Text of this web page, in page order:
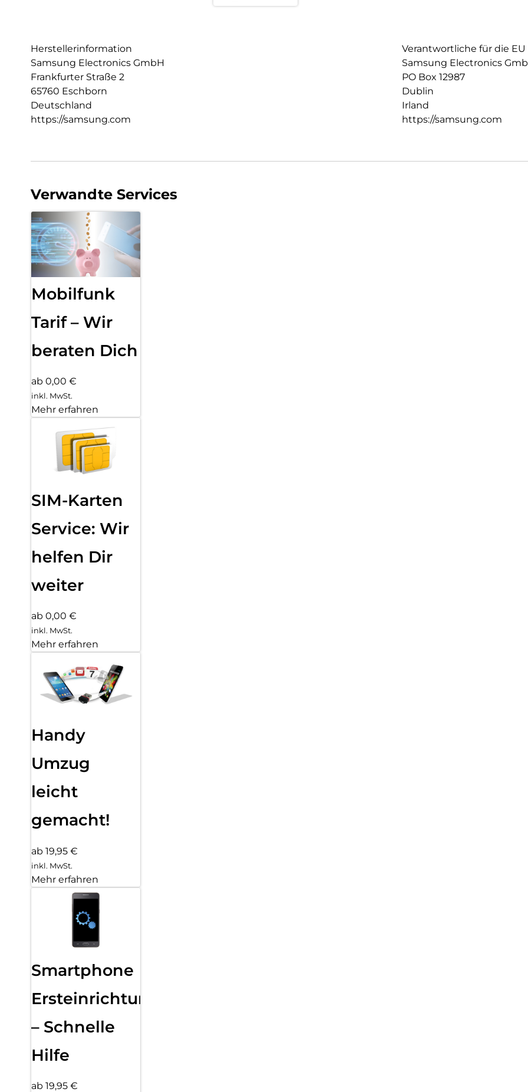
Herstellerinformation
Samsung Electronics GmbH
Frankfurter Straße 2
65760 Eschborn
Deutschland
https://samsung.com
Verantwortliche für die EU
Samsung Electronics
PO Box 12987
Dublin
Irland
https://samsung.com
Verwandte Services
Mobilfunk
Tarif – Wir
beraten Dich
ab 0,00 €
inkl. MwSt.
Mehr erfahren
SIM-Karten
Service: Wir
helfen Dir
weiter
ab 0,00 €
inkl. MwSt.
Mehr erfahren
Handy
Umzug
leicht
gemacht!
ab 19,95 €
inkl. MwSt.
Mehr erfahren
Smartphone
Ersteinrichtung
– Schnelle
Hilfe
ab 19,95 €